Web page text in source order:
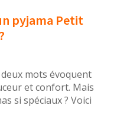
pyjama Petit
deux mots évoquent
et confort. Mais
si spéciaux ? Voici